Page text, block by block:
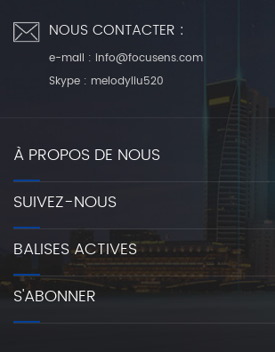
NOUS CONTACTER :
e-mail : info@focusens.com
Skype : melodyliu520
À PROPOS DE NOUS
SUIVEZ-NOUS
BALISES ACTIVES
S'ABONNER